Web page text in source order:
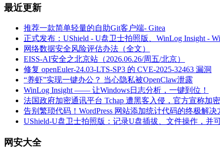
最近更新
推荐一款简单轻量的自助Git客户端- Gitea
正式发布：UShield - U盘卫士拍照版、WinLog Insight -
网络数据安全风险评估办法（全文）
EISS-AI安全之北京站（2026.06.26/周五/北京）
修复 openEuler-24.03-LTS-SP3 的 CVE-2025-32463 漏洞
“养虾”实现一键办公？ 当心隐私被OpenClaw泄露
WinLog Insight —— 让Windows日志分析，一键到位！
法国政府加密通讯平台 Tchap 遭黑客入侵，官方宣称加
告别繁琐代码！WordPress 网站添加统计代码的终极解决
UShield-U盘卫士拍照版：记录U盘插拔、文件操作，并
网安大全